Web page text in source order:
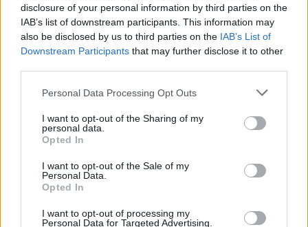
disclosure of your personal information by third parties on the
IAB’s list of downstream participants. This information may
also be disclosed by us to third parties on the IAB’s List of
Downstream Participants that may further disclose it to other
Personal Data Processing Opt Outs
I want to opt-out of the Sharing of my
personal data.
Opted In
I want to opt-out of the Sale of my
Personal Data.
Opted In
I want to opt-out of processing my
Personal Data for Targeted Advertising.
Vagims tai tas pats, kaip būti į kelią
kur kas lengviau užmaskuoti nusikaltimo
faktą. Be to, atsiranda didelė asmeninių
duomenų nutekėjimo ir neteisėto
panaudojimo tikimybė“, – sako A. Žiukelis.